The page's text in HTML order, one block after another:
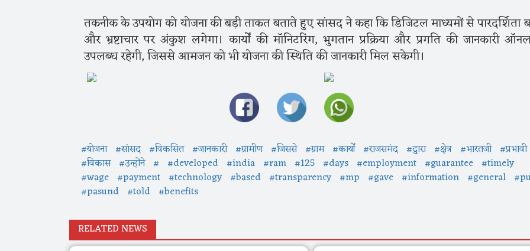
तकनीक के उपयोग को योजना की बड़ी ताकत बताते हुए सांसद ने कहा कि डिजिटल माध्यमों से पारदर्शिता
और भ्रष्टाचार पर अंकुश लगेगा। कार्यों की मॉनिटरिंग, भुगतान प्रक्रिया और प्रगति की जानकारी
उपलब्ध रहेगी, जिससे आमजन को भी योजना की स्थिति की जानकारी मिल सकेगी।
#योजना #सांसद #विकसित #जानकारी #ग्रामीण #जिससे #ग्राम #कार्यों #राजसमंद #द्वारा #क्षेत्र #भारतजी #प्रभावी
#विकास #उन्होंने # #developed #india #ram #125 #days #employment #guarantee #timely
#wage #payment #technology #based #transparency #mp #gave #information #general
#pasund #told #benefits
RELATED NEWS